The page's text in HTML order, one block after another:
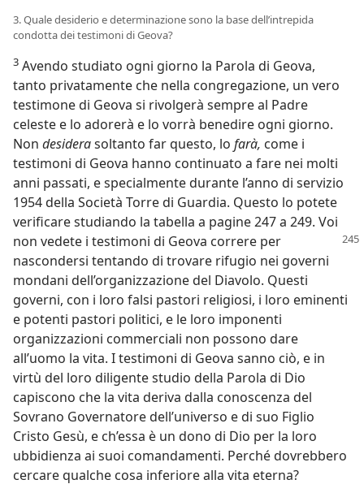
3. Quale desiderio e determinazione sono la base dell’intrepida
condotta dei testimoni di Geova?
3 Avendo studiato ogni giorno la Parola di Geova,
tanto privatamente che nella congregazione, un vero
testimone di Geova si rivolgerà sempre al Padre
celeste e lo adorerà e lo vorrà benedire ogni giorno.
Non desiderasoltanto far questo, lo farà, come i
testimoni di Geova hanno continuato a fare nei molti
anni passati, e specialmente durante l’anno di servizio
1954 della Società Torre di Guardia. Questo lo potete
verificare studiando la tabella a pagine 247 a 249. Voi
non vedete i testimoni di Geova correre per
nascondersi tentando di trovare rifugio nei governi
mondani dell’organizzazione del Diavolo. Questi
governi, con i loro falsi pastori religiosi, i loro eminenti
e potenti pastori politici, e le loro imponenti
organizzazioni commerciali non possono dare
all’uomo la vita. I testimoni di Geova sanno ciò, e in
virtù del loro diligente studio della Parola di Dio
capiscono che la vita deriva dalla conoscenza del
Sovrano Governatore dell’universo e di suo Figlio
Cristo Gesù, e ch’essa è un dono di Dio per la loro
ubbidienza ai suoi comandamenti. Perché dovrebbero
cercare qualche cosa inferiore alla vita eterna?